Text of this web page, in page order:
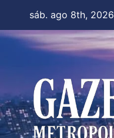
content
sáb. ago 8th, 2026